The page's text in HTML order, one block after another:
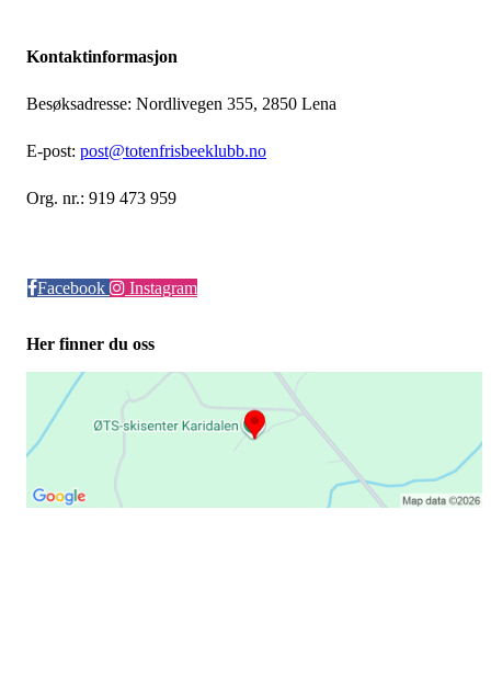
Kontaktinformasjon
Besøksadresse: Nordlivegen 355, 2850 Lena
E-post: post@totenfrisbeeklubb.no
Org. nr.: 919 473 959
Facebook Instagram
Her finner du oss